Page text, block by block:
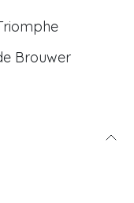
Brouwer